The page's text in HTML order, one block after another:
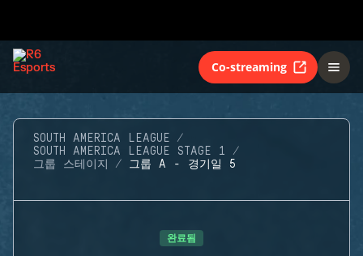
Co-streaming
SOUTH AMERICA LEAGUE
SOUTH AMERICA LEAGUE STAGE 1
그룹 스테이지
그룹 A - 경기일 5
완료됨